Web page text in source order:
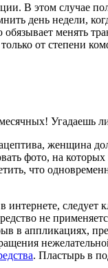
В этом случае
день недели,
менять
от степени
Угадаешь
женщина
фото, на
что
следует
не
в аппликациях,
. Пластырь в